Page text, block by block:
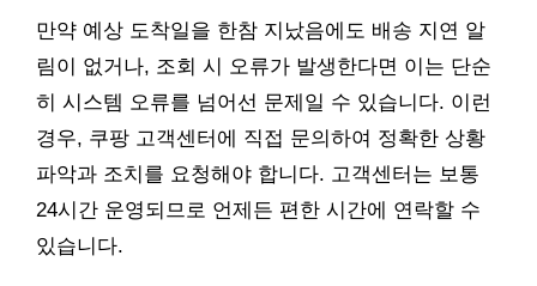
만약 예상 도착일을 한참 지났음에도 배송 지연 알
림이 없거나, 조회 시 오류가 발생한다면 이는 단순
히 시스템 오류를 넘어선 문제일 수 있습니다. 이런
경우, 쿠팡 고객센터에 직접 문의하여 정확한 상황
파악과 조치를 요청해야 합니다. 고객센터는 보통
24시간 운영되므로 언제든 편한 시간에 연락할 수
있습니다.